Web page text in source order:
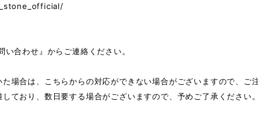
合わせ』からご連絡ください。
場合は、こちらからの対応ができない場合がございますので、ご
ており、数日要する場合がございますので、予めご了承ください。